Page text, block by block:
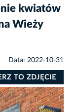
kwiatów
Wieży
Data: 2022-10-31
TO ZDJĘCIE